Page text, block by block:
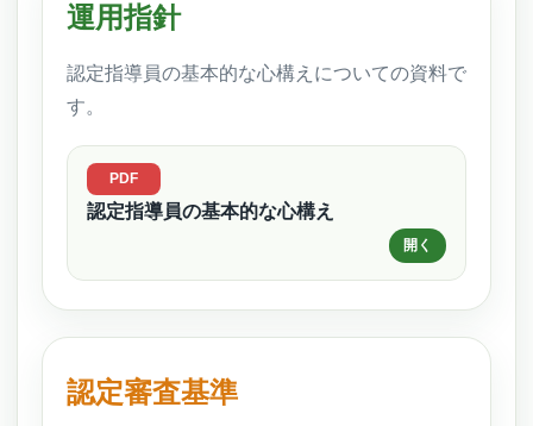
運用指針
認定指導員の基本的な心構えについての資料で
す。
認定指導員の基本的な心構え
認定審査基準